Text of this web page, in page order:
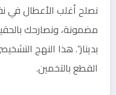
نصلح أغلب الأعطال في
مضمونة، ونصارحك
بدينار”. هذا النهج
القطع بالتخمين.